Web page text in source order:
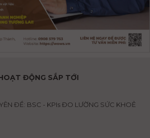
ĐỘNG SẮP TỚI
ĐỀ: BSC - KPIs ĐO LƯỜNG SỨC KHOẺ